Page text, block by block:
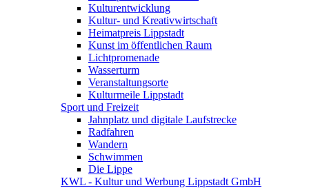
Kulturentwicklung
Kultur- und Kreativwirtschaft
Heimatpreis Lippstadt
Kunst im öffentlichen Raum
Lichtpromenade
Wasserturm
Veranstaltungsorte
Kulturmeile Lippstadt
Sport und Freizeit
Jahnplatz und digitale Laufstrecke
Radfahren
Wandern
Schwimmen
Die Lippe
KWL - Kultur und Werbung Lippstadt GmbH